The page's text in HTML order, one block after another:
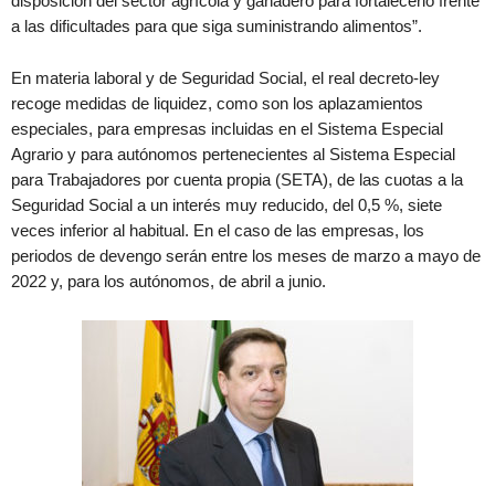
a las dificultades para que siga suministrando alimentos”.
En materia laboral y de Seguridad Social, el real decreto-ley
recoge medidas de liquidez, como son los aplazamientos
especiales, para empresas incluidas en el Sistema Especial
Agrario y para autónomos pertenecientes al Sistema Especial
para Trabajadores por cuenta propia (SETA), de las cuotas a la
Seguridad Social a un interés muy reducido, del 0,5 %, siete
veces inferior al habitual. En el caso de las empresas, los
periodos de devengo serán entre los meses de marzo a mayo de
2022 y, para los autónomos, de abril a junio.